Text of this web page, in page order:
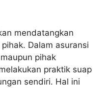
mendatangkan
Dalam asuransi
pihak
praktik suap
sendiri. Hal ini